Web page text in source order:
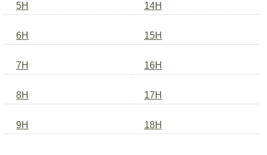
5H 14H
6H 15H
7H 16H
8H 17H
9H 18H